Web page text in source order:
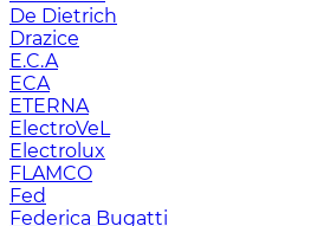
De Dietrich
Drazice
E.C.A
ECA
ETERNA
ElectroVeL
Electrolux
FLAMCO
Fed
Federica Bugatti